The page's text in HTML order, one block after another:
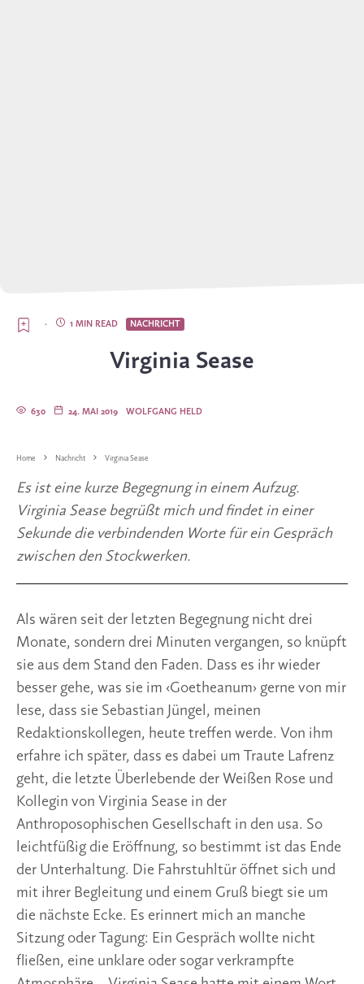
NACHRICHT
1 MIN READ
·
Virginia Sease
WOLFGANG HELD
24. MAI 2019
630
Home Nachricht Virginia Sease
Es ist eine kurze Begegnung in einem Aufzug.
Virginia Sease begrüßt mich und findet in einer
Sekunde die verbindenden Worte für ein Gespräch
zwischen den Stockwerken.
Als wären seit der letzten Begegnung nicht drei
Monate, sondern drei Minuten vergangen, so knüpft
sie aus dem Stand den Faden. Dass es ihr wieder
besser gehe, was sie im ‹Goetheanum› gerne von mir
lese, dass sie Sebastian Jüngel, meinen
Redaktionskollegen, heute treffen werde. Von ihm
erfahre ich später, dass es dabei um Traute Lafrenz
geht, die letzte Überlebende der Weißen Rose und
Kollegin von Virginia Sease in der
Anthroposophischen Gesellschaft in den usa. So
leichtfüßig die Eröffnung, so bestimmt ist das Ende
der Unterhaltung. Die Fahrstuhltür öffnet sich und
mit ihrer Begleitung und einem Gruß biegt sie um
die nächste Ecke. Es erinnert mich an manche
Sitzung oder Tagung: Ein Gespräch wollte nicht
fließen, eine unklare oder sogar verkrampfte